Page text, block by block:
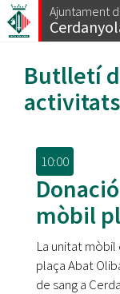
Vés
al
Ajuntament
Butlletí
activitats
10:00
mòbil
La unitat
plaça Abat
de sang a